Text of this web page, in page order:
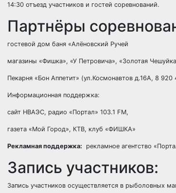
14:30 отъезд участников и гостей соревнований.
Партнёры
гостевой дом баня «Алёновский Ручей
магазины «Фишка», «У Петровича», «Золотая
Пекарня «Бон Аппетит» (ул.Космонавтов д.16А, 8 920
Информационная поддержка:
сайт НВАЭС, радио «Портал» 103.1 FM,
газета «Мой Город», КТВ, клуб «ФИШКА»
Рекламная поддержка: рекламное агентство
Запись участников:
Запись участников осуществляется в рыболовных